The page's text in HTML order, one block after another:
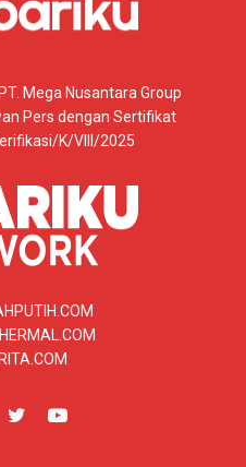
Mega Nusantara Group
Pers dengan Sertifikat
K/VIII/2025